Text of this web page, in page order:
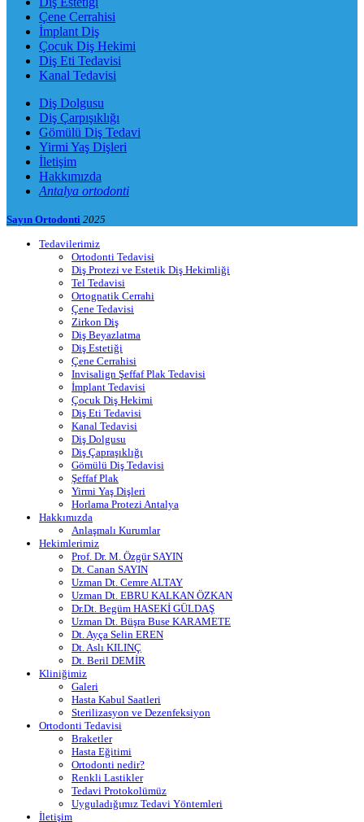
Çene Cerrahisi
İmplant Diş
Çocuk Diş Hekimi
Diş Eti Tedavisi
Kanal Tedavisi
Diş Dolgusu
Diş Çarpışıklığı
Gömülü Diş Tedavi
Yirmi Yaş Dişleri
İletişim
Hakkımızda
Antalya ortodonti
Sayın Ortodonti 2025
Tedavilerimiz
Ortodonti Tedavisi
Diş Protezi ve Estetik Diş Hekimliği
Tel Tedavisi
Ortognatik Cerrahi
Çene Tedavisi
Zirkon Diş
Diş Beyazlatma
Diş Estetiği
Çene Cerrahisi
Invisalign Şeffaf Plak Tedavisi
İmplant Tedavisi
Çocuk Diş Hekimi
Diş Eti Tedavisi
Kanal Tedavisi
Diş Dolgusu
Diş Çapraşıklığı
Gömülü Diş Tedavisi
Şeffaf Plak
Yirmi Yaş Dişleri
Horlama Protezi Antalya
Hakkımızda
Anlaşmalı Kurumlar
Hekimlerimiz
Prof. Dr. M. Özgür SAYIN
Dt. Canan SAYIN
Uzman Dt. Cemre ALTAY
Uzman Dt. EBRU KALKAN ÖZKAN
Dr.Dt. Begüm HASEKİ GÜLDAŞ
Uzman Dt. Büşra Buse KARAMETE
Dt. Ayça Selin EREN
Dt. Aslı KILINÇ
Dt. Beril DEMİR
Kliniğimiz
Galeri
Hasta Kabul Saatleri
Sterilizasyon ve Dezenfeksiyon
Ortodonti Tedavisi
Braketler
Hasta Eğitimi
Ortodonti nedir?
Renkli Lastikler
Tedavi Protokolümüz
Uyguladığımız Tedavi Yöntemleri
İletişim